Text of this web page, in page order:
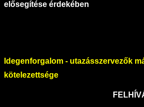
elősegítése érdekében
Idegenforgalom - utazásszervezők
kötelezettsége